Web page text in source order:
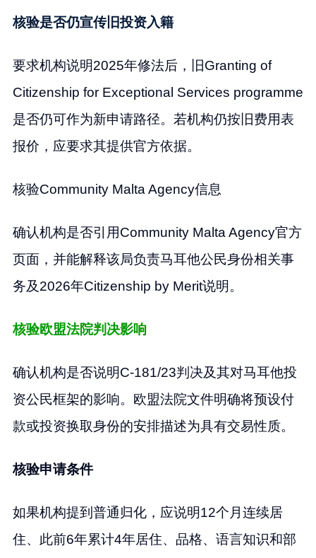
核验是否仍宣传旧投资入籍
要求机构说明2025年修法后，旧Granting of
Citizenship for Exceptional Services programme
是否仍可作为新申请路径。若机构仍按旧费用表
报价，应要求其提供官方依据。
核验Community Malta Agency信息
确认机构是否引用Community Malta Agency官方
页面，并能解释该局负责马耳他公民身份相关事
务及2026年Citizenship by Merit说明。
核验欧盟法院判决影响
确认机构是否说明C-181/23判决及其对马耳他投
资公民框架的影响。欧盟法院文件明确将预设付
款或投资换取身份的安排描述为具有交易性质。
核验申请条件
如果机构提到普通归化，应说明12个月连续居
住、此前6年累计4年居住、品格、语言知识和部